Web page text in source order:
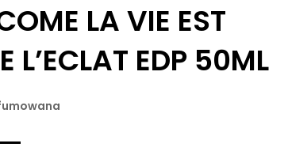
LA VIE EST
L’ECLAT EDP 50ML